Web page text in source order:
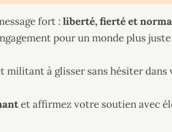
fort : liberté, fierté et
pour un monde plus
militant à glisser sans hésiter
et affirmez votre soutien avec